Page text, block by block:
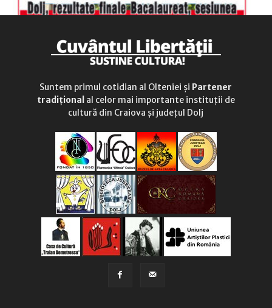
Suntem primul cotidian al Olteniei și Partener
tradițional al celor mai importante instituții de
cultură din Craiova și județul Dolj